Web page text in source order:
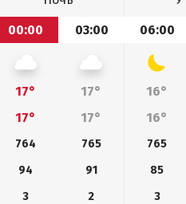
00:00
03:00 06:00
17° 17° 16°
17°
17° 16°
764 765 765
94
91 85
3
2 3